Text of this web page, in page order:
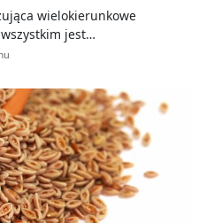
wielokierunkowe
jest…